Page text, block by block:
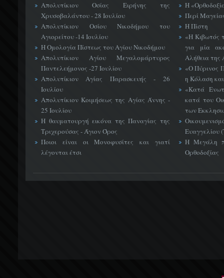
Απολυτίκιον Οσίας Ειρήνης της
Χρυσοβαλάντου - 28 Ιουλίου
Απολυτίκιον Οσίου Νικοδήμου του
Αγιορείτου -14 Ιουλίου
Η Ομολογία Πίστεως του Αγίου Νικοδήμου
Απολυτίκιον Αγίου Μεγαλομάρτυρος
Παντελεήμονος -27 Ιουλίου
Απολυτίκιον Αγίας Παρασκευής - 26
Ιουλίου
Απολυτίκιον Κοιμήσεως της Αγίας Άννης -
25 Ιουλίου
Η θαυματουργή εικόνα της Παναγίας της
Τριχερούσας - Άγιον Όρος
Ποιοι είναι οι Μονοφυσίτες και γιατί
λέγονται έτσι
Η
Περί
Η Πίστη
«H Κιβωτός
για μία
Αλήθεια της
«Ο Πύρινος
η Κόλαση
«Κατά
κατά του
των
Ευαγγελίου
Η Μεγάλη
Ορθοδοξίας